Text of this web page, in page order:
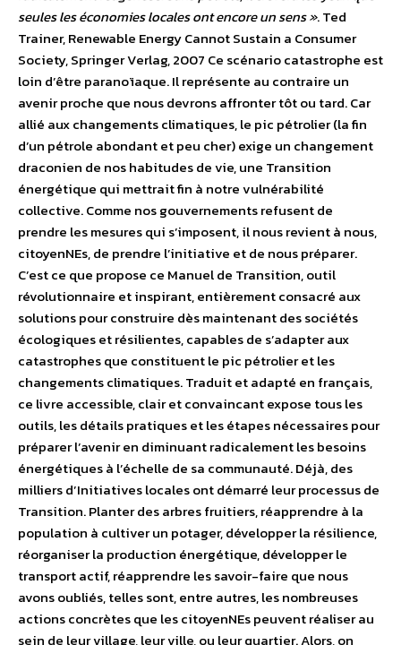
seules les économies locales ont encore un sens ». Ted
Trainer, Renewable Energy Cannot Sustain a Consumer
Society, Springer Verlag, 2007 Ce scénario catastrophe est
loin d’être paranoïaque. Il représente au contraire un
avenir proche que nous devrons affronter tôt ou tard. Car
allié aux changements climatiques, le pic pétrolier (la fin
d’un pétrole abondant et peu cher) exige un changement
draconien de nos habitudes de vie, une Transition
énergétique qui mettrait fin à notre vulnérabilité
collective. Comme nos gouvernements refusent de
prendre les mesures qui s’imposent, il nous revient à nous,
citoyenNEs, de prendre l’initiative et de nous préparer.
C’est ce que propose ce Manuel de Transition, outil
révolutionnaire et inspirant, entièrement consacré aux
solutions pour construire dès maintenant des sociétés
écologiques et résilientes, capables de s’adapter aux
catastrophes que constituent le pic pétrolier et les
changements climatiques. Traduit et adapté en français,
ce livre accessible, clair et convaincant expose tous les
outils, les détails pratiques et les étapes nécessaires pour
préparer l’avenir en diminuant radicalement les besoins
énergétiques à l’échelle de sa communauté. Déjà, des
milliers d’Initiatives locales ont démarré leur processus de
Transition. Planter des arbres fruitiers, réapprendre à la
population à cultiver un potager, développer la résilience,
réorganiser la production énergétique, développer le
transport actif, réapprendre les savoir-faire que nous
avons oubliés, telles sont, entre autres, les nombreuses
actions concrètes que les citoyenNEs peuvent réaliser au
sein de leur village, leur ville, ou leur quartier. Alors, on